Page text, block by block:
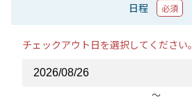
日程 必須
チェックアウト日を選択してください。
〜